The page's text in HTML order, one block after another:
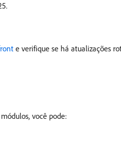
e verifique se há atualizações
você pode: